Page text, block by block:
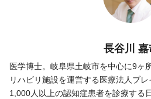
長谷川 嘉
医学博士。岐阜県土岐市を中心に9ヶ
リハビリ施設を運営する医療法人ブ
1,000人以上の認知症患者を診療する